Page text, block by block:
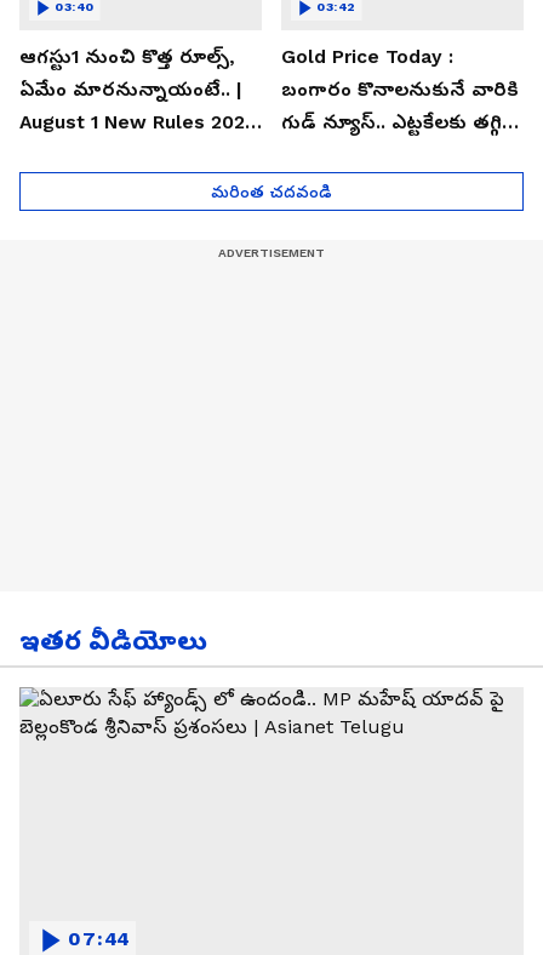
ఆగస్టు1 నుంచి కొత్త రూల్స్,
ఏమేం మారనున్నాయంటే.. |
August 1 New Rules 2026
03:40
Gold Price Today :
బంగారం కొనాలనుకునే వారికి
గుడ్ న్యూస్.. ఎట్టకేలకు తగ్గిన
03:42
మరింత చదవండి
ఇతర వీడియోలు
07:44